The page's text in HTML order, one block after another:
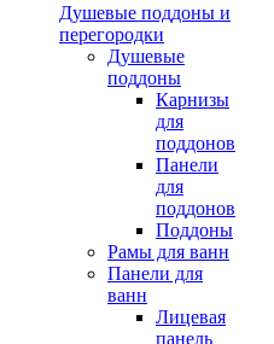
Душевые поддоны и
перегородки
Душевые
поддоны
Карнизы
для
поддонов
Панели
для
поддонов
Поддоны
Рамы для ванн
Панели для
ванн
Лицевая
панель